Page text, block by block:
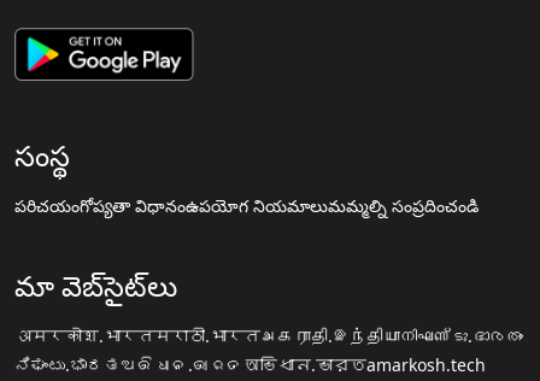
సంస్థ
పరిచయంగోప్యతా విధానంఉపయోగ నియమాలుమమ్మల్ని సంప్రదించండి
మా వెబ్‌సైట్‌లు
अमरकोश.भारतमराठी.भारतஅகராதி.இந்தியாനിഘണ്ടു.ഭാരതം
ನಿಘಂಟು.ಭಾರತ ଅଭିଧାନ.ଭାରତ অভিধান.ভারতamarkosh.tech